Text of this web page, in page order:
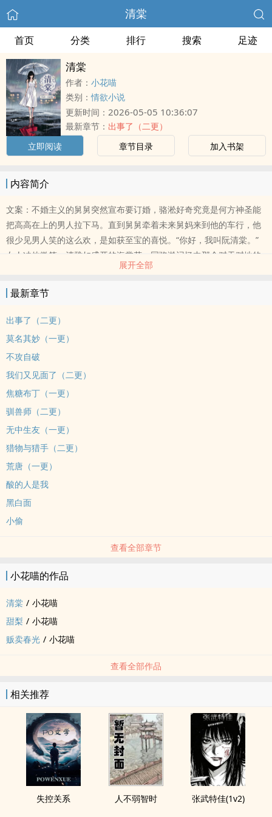
清棠
首页 分类 排行 搜索 足迹
清棠
作者： 小花喵
类别：情欲小说
更新时间： 2026-05-05 10:36:07
最新章节： 出事了（二更）
立即阅读
章节目录 加入书架
内容简介
文案：不婚主义的舅舅突然宣布要订婚，骆淞好奇究竟是何方神圣能
把高高在上的男人拉下马。直到舅舅牵着未来舅妈来到他的车行，他
很少见男人笑的这么欢，是如获至宝的喜悦。“你好，我叫阮清棠。”
女人冲他微笑，清雅如盛开的海棠花，同骆淞记忆中那个怼天怼地的
呛口小辣椒截然相反。随身携带的手链持续灼烧他的掌心，那是她真
实存在过的痕迹。他找了两年的人，出现了。＊1）双C，年龄差六
岁，年上。2）骆淞（桀骜不驯硬汉车手）vs阮清棠（红玫瑰与白海棠
的双生花）。3）男二舅舅（徐明奕）非工具人，个人魅力明显。4）
展开全部
最新章节
出事了（二更）
莫名其妙（一更）
不攻自破
我们又见面了（二更）
焦糖布丁（一更）
驯兽师（二更）
无中生友（一更）
猎物与猎手（二更）
荒唐（一更）
酸的人是我
黑白面
小偷
查看全部章节
小花喵的作品
清棠 / 小花喵
甜梨 / 小花喵
贩卖春光 / 小花喵
查看全部作品
相关推荐
失控关系 人不弱智时 张武特佳(1v2)